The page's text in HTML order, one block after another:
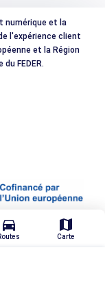
numérique et la
l'expérience client
et la Région
FEDER.
directions_car map
Carte